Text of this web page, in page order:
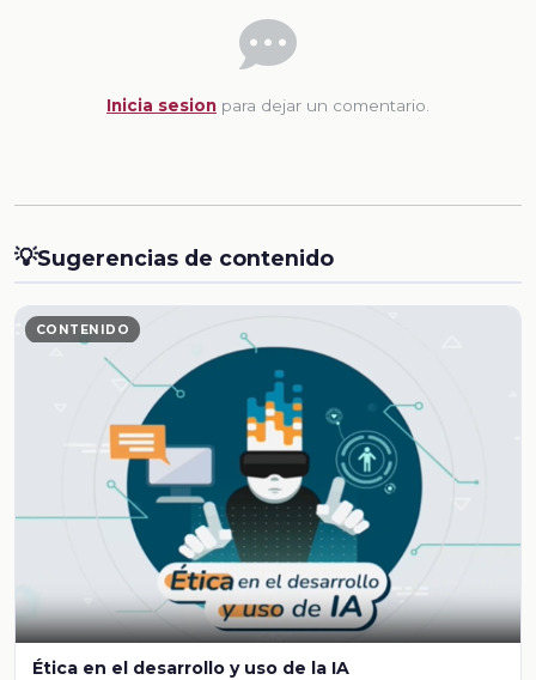
Inicia sesion para dejar un comentario.
💡Sugerencias de contenido
CONTENIDO
Ética en el desarrollo y uso de la IA